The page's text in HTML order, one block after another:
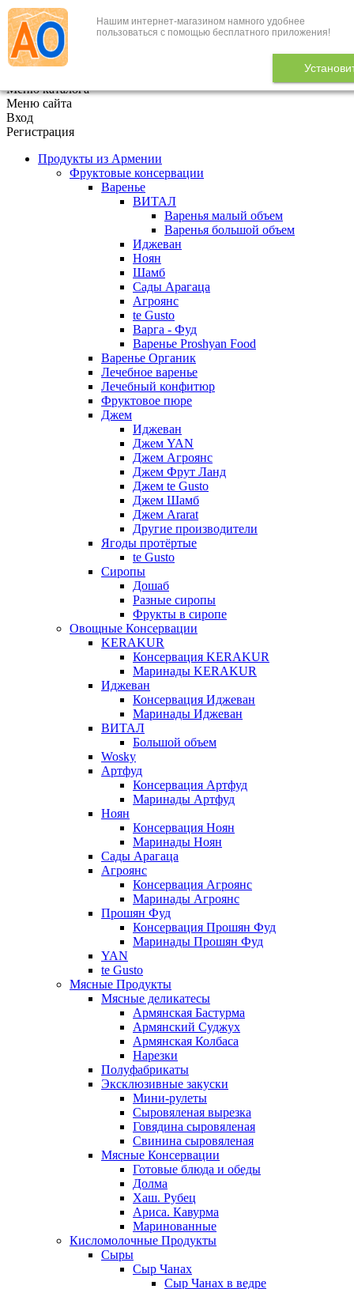
Нашим интернет-магазином намного удобнее
пользоваться с помощью бесплатного приложения!
+7 (495) 646-888-1
В корзине 0
Меню каталога
Меню сайта
Вход
Регистрация
Продукты из Армении
Фруктовые консервации
Варенье
ВИТАЛ
Варенья малый объем
Варенья большой объем
Иджеван
Ноян
Шамб
Сады Арагаца
Агроянс
te Gusto
Варга - Фуд
Варенье Proshyan Food
Варенье Органик
Лечебное варенье
Лечебный конфитюр
Фруктовое пюре
Джем
Иджеван
Джем YAN
Джем Агроянс
Джем Фрут Ланд
Джем te Gusto
Джем Шамб
Джем Ararat
Другие производители
Ягоды протёртые
te Gusto
Сиропы
Дошаб
Разные сиропы
Фрукты в сиропе
Овощные Консервации
KERAKUR
Консервация KERAKUR
Маринады KERAKUR
Иджеван
Консервация Иджеван
Маринады Иджеван
ВИТАЛ
Большой объем
Wosky
Артфуд
Консервация Артфуд
Маринады Артфуд
Ноян
Консервация Ноян
Маринады Ноян
Сады Арагаца
Агроянс
Консервация Агроянс
Маринады Агроянс
Прошян Фуд
Консервация Прошян Фуд
Маринады Прошян Фуд
YAN
te Gusto
Мясные Продукты
Мясные деликатесы
Армянская Бастурма
Армянский Суджух
Армянская Колбаса
Нарезки
Полуфабрикаты
Эксклюзивные закуски
Мини-рулеты
Сыровяленая вырезка
Говядина сыровяленая
Свинина сыровяленая
Мясные Консервации
Готовые блюда и обеды
Долма
Хаш. Рубец
Ариса. Кавурма
Маринованные
Кисломолочные Продукты
Сыры
Сыр Чанах
Сыр Чанах в ведре